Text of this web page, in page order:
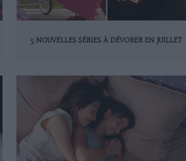
5 NOUVELLES SÉRIES À DÉVORER EN JUILLET